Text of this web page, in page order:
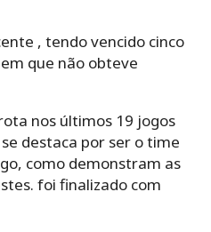
, tendo vencido cinco
que não obteve
nos últimos 19 jogos
destaca por ser o time
como demonstram as
foi finalizado com